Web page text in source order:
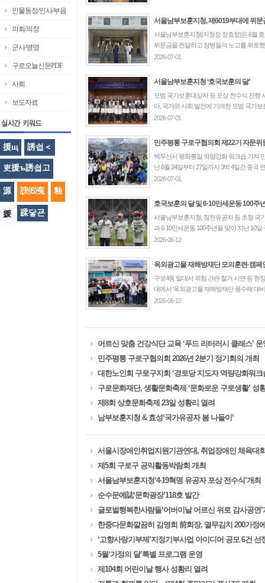
인물동정/인사/부음
의회/의정
군사/병영
구로오늘신문PDF
사회
보도자료
援щ 誘쇱＜
吏援ъ誘쇱고
源 諛⑹寃 釉
媛 蹂닿굔
서울남부보훈지청, 제6019부대에 위문
서울남부보훈지청(지청장 장효정)은 6월
위문금을 전달하고 장병들의 노고를 위로
2026-07-01
서울남부보훈지청 ‘호국보훈의 달’
모범 국가보훈대상자 등 포상 전수식 진행
아, 국가와 사회 발전에 기여한 모범 국가
2026-07-01
민주평통 구로구협의회 제22기 자문위
백두산서 평화통일 역량강화 워크숍 가져
난 6월 24일부터 27일까지 3박 4일간 중국
2026-07-01
호국보훈의 달 및 6·10만세운동 100주
서울남부보훈지청, 참전유공자 등 초청 국
과 6·10만세운동 100주년을 맞아 지난 10
2026-06-12
옥외광고물 재해방재단 모의훈련·캠페
구로4동 일대서 위험 간판 철거 시연 등 현
대에서 ‘옥외광고물 재해방재단 풍수해 대
2026-06-12
어르신 맞춤 건강식단 교육 ‘푸드 리터러시 클래스’ 운
민주평통 구로구협의회 2026년 2분기 정기회의 개최
대한노인회 구로구지회 ‘경로당 지도자 역량강화워크
구로문화재단, 생활문화축제 ‘문화로운 구로생활’ 성
제8회 상호문화축제 23일 성황리 열려
남부보훈지청 & 효성‘국가유공자 봄 나들이’
서울시장애인취업지원기관연대, 취업장애인 체육대
제5회 구로구 공익활동박람회 개최
서울남부보훈지청‘4·19혁명 유공자 포상 전수식’개최
순수문예誌‘문학광장’118호 발간
글로벌행복한사람들‘어버이날 어르신 위로 감사공연’
한중다문화깔끔히 김영희 前회장, 열무김치 200가정
‘고향사랑기부제’지정기부사업 아이디어 공모 6건 선
5월‘가정의 달’특별 프로그램 운영
제104회 어린이날 행사 성황리 열려